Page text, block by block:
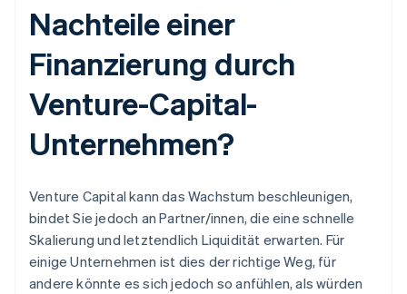
Nachteile einer
Finanzierung durch
Venture-Capital-
Unternehmen?
Venture Capital kann das Wachstum beschleunigen,
bindet Sie jedoch an Partner/innen, die eine schnelle
Skalierung und letztendlich Liquidität erwarten. Für
einige Unternehmen ist dies der richtige Weg, für
andere könnte es sich jedoch so anfühlen, als würden